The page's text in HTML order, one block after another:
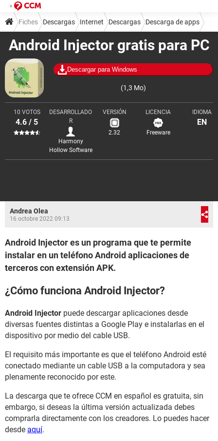
Android Injector gratis para PC
Descargar para Windows
(1,3 Mo)
10 VOTOS
4.6 / 5
DESARROLLADO
R
Harmony
Hollow Software
VERSIÓN
2.32
LICENCIA
Freeware
IDIOMA
EN
Fiches Descargas Internet Descargas Descarga de apps
Andrea Olea
16 octobre 2022 09:13
Android Injector es un programa que te permite
instalar en un teléfono Android aplicaciones de
terceros con extensión APK.
¿Cómo funciona Android Injector?
Android Injector puede descargar aplicaciones desde
diversas fuentes distintas a Google Play e instalarlas en el
dispositivo por medio del cable USB.
El requisito más importante es que el teléfono Android esté
conectado mediante un cable USB a la computadora y sea
plenamente reconocido por este.
La descarga que te ofrece CCM en español es gratuita, sin
embargo, si deseas la última versión actualizada debes
comprarla directamente con los creadores. Lo puedes hacer
desde aquí.